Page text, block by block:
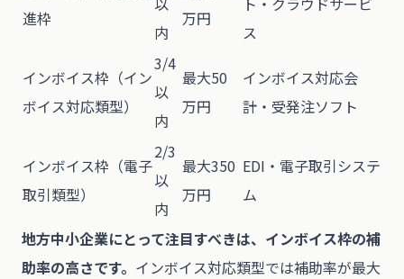
進枠
内
万円
ス
インボイス枠（イン
ボイス対応類型）
3/4
以
内
最大50
万円
インボイス対応会
計・受発注ソフト
インボイス枠（電子
取引類型）
2/3
以
内
最大350
万円
EDI・電子取引システ
ム
地方中小企業にとって注目すべきは、インボイス枠の補
助率の高さです。 インボイス対応類型では補助率が最大